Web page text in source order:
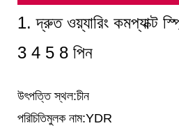
1. দ্রুত ওয়্যারিং কমপ্যাক্ট
3 4 5 8 পিন
উৎপত্তি স্থল:চীন
পরিচিতিমুলক নাম:YDR